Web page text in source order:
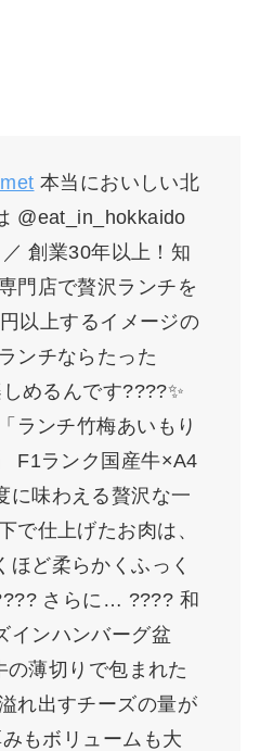
本当においしい北
@eat_in_hokkaido
創業30年以上！知
門店で贅沢ランチを
以上するイメージの
ンチならたった
めるんです????✨
ランチ竹梅あいもり
F1ランク国産牛×A4
に味わえる贅沢な一
で仕上げたお肉は、
ほど柔らかくふっく
さらに… ???? 和
インハンバーグ盆
の薄切りで包まれた
れ出すチーズの量が
もボリュームも大